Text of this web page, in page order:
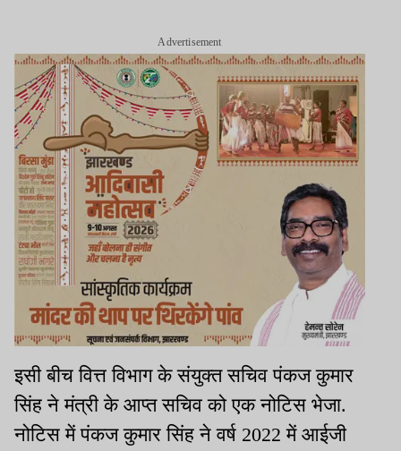
Advertisement
इसी बीच वित्त विभाग के संयुक्त सचिव पंकज कुमार
सिंह ने मंत्री के आप्त सचिव को एक नोटिस भेजा.
नोटिस में पंकज कुमार सिंह ने वर्ष 2022 में आईजी